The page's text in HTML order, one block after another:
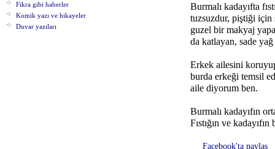
Fikra gibi haberler
Komik yazı ve hikayeler
Duvar yazıları
Burmalı kadayıfta
tuzsuzdur, piştiği için
guzel bir makyaj
da katlayan, sade
Erkek ailesini
burda erkeği temsil
aile diyorum ben.
Burmalı kadayıfın
Fıstığın ve
Facebook'ta paylaş